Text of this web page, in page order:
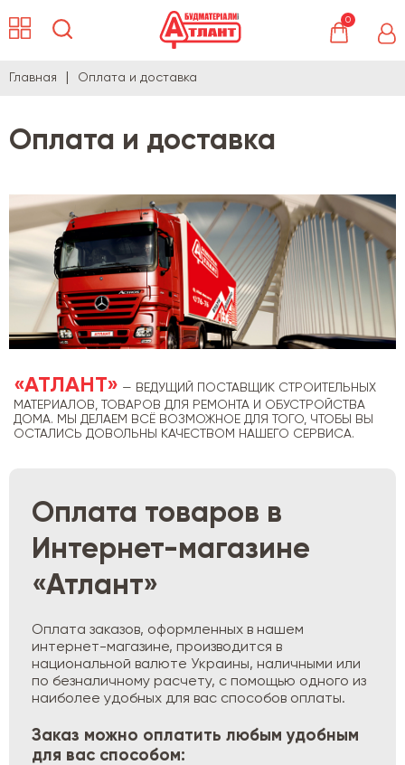
0
Главная Оплата и доставка
Оплата и доставка
«АТЛАНТ» — ВЕДУЩИЙ ПОСТАВЩИК СТРОИТЕЛЬНЫХ
МАТЕРИАЛОВ, ТОВАРОВ ДЛЯ РЕМОНТА И ОБУСТРОЙСТВА
ДОМА. МЫ ДЕЛАЕМ ВСЁ ВОЗМОЖНОЕ ДЛЯ ТОГО, ЧТОБЫ ВЫ
ОСТАЛИСЬ ДОВОЛЬНЫ КАЧЕСТВОМ НАШЕГО СЕРВИСА.
Оплата товаров в
Интернет-магазине
«Атлант»
Оплата заказов, оформленных в нашем
интернет-магазине, производится в
национальной валюте Украины, наличными или
по безналичному расчету, с помощью одного из
наиболее удобных для вас способов оплаты.
Заказ можно оплатить любым удобным
для вас способом: